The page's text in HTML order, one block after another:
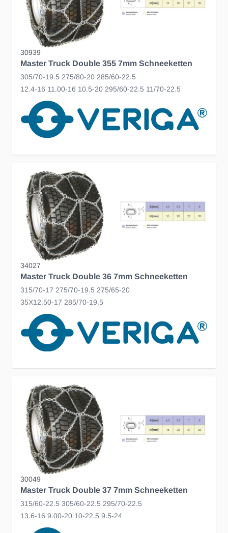
30939
Master Truck Double 355 7mm Schneeketten
305/70-19.5 275/80-20 285/60-22.5
12.4-16 11.00-16 10.5-20 295/60-22.5 11/70-22.5
34027
Master Truck Double 36 7mm Schneeketten
315/70-17 275/70-19.5 275/65-20
35X12.50-17 285/70-19.5
30049
Master Truck Double 37 7mm Schneeketten
315/60-22.5 305/60-22.5 295/70-22.5
13.6-16 9.00-20 10-22.5 9.5-24